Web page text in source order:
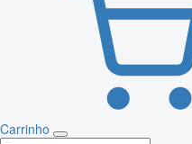
Carrinho